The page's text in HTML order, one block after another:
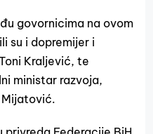
govornicima na ovom
su i dopremijer i
Kraljević, te
ministar razvoja,